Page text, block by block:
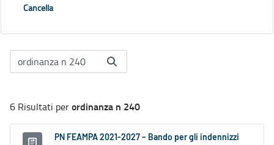
Cancella
6 Risultati perordinanza n 240
PN FEAMPA 2021-2027 – Bando per gli indennizzi